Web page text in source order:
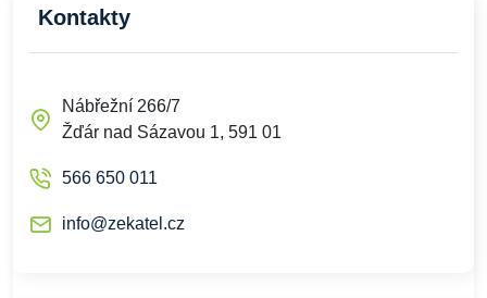
Kontakty
Nábřežní 266/7
Žďár nad Sázavou 1, 591 01
566 650 011
info@zekatel.cz